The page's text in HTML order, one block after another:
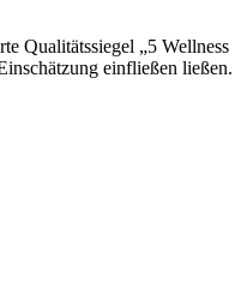
Qualitätssiegel „5
einfließen ließen.